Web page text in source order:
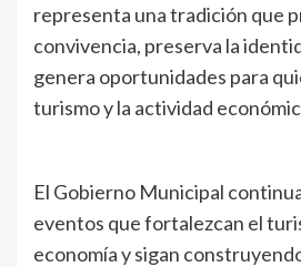
representa una tradición que
convivencia, preserva la
genera oportunidades para
turismo y la actividad
El Gobierno Municipal
eventos que fortalezcan el
economía y sigan